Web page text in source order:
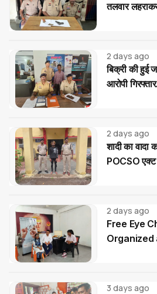
तलवार
2 days ago
बिक्री की हुई
आरोपी
2 days ago
शादी का वादा
POCSO एक्ट
2 days ago
Free Eye
Organized
3 days ago